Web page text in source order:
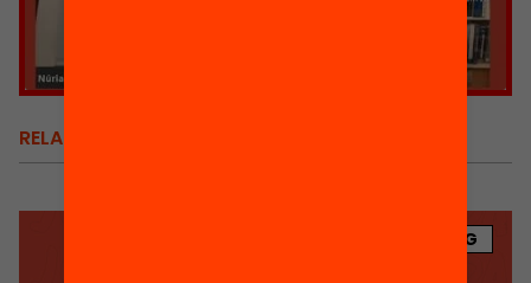
RELACIONATS
BLOG